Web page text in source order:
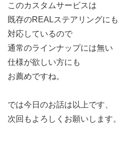
このカスタムサービスは
既存のREALステアリングにも
対応しているので
通常のラインナップには無い
仕様が欲しい方にも
お薦めですね。
では今日のお話は以上です、
次回もよろしくお願いします。